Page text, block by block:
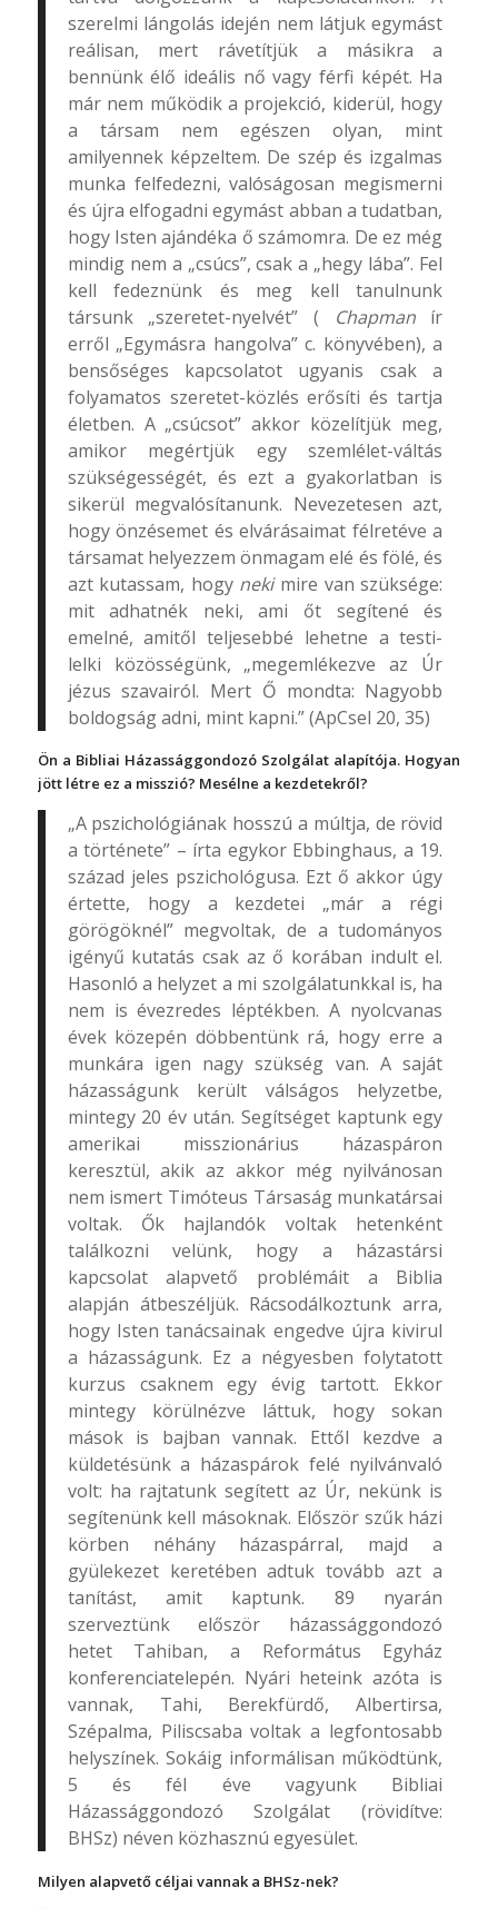
szerelmi lángolás idején nem látjuk egymást
reálisan, mert rávetítjük a másikra a
bennünk élő ideális nő vagy férfi képét. Ha
már nem működik a projekció, kiderül, hogy
a társam nem egészen olyan, mint
amilyennek képzeltem. De szép és izgalmas
munka felfedezni, valóságosan megismerni
és újra elfogadni egymást abban a tudatban,
hogy Isten ajándéka ő számomra. De ez még
mindig nem a „csúcs”, csak a „hegy lába”. Fel
kell fedeznünk és meg kell tanulnunk
társunk „szeretet-nyelvét” (
Chapman ír
erről „Egymásra hangolva” c. könyvében), a
bensőséges kapcsolatot ugyanis csak a
folyamatos szeretet-közlés erősíti és tartja
életben. A „csúcsot” akkor közelítjük meg,
amikor megértjük egy szemlélet-váltás
szükségességét, és ezt a gyakorlatban is
sikerül megvalósítanunk. Nevezetesen azt,
hogy önzésemet és elvárásaimat félretéve a
társamat helyezzem önmagam elé és fölé, és
azt kutassam, hogy neki mire van szüksége:
mit adhatnék neki, ami őt segítené és
emelné, amitől teljesebbé lehetne a testi-
lelki közösségünk, „megemlékezve az Úr
jézus szavairól. Mert Ő mondta: Nagyobb
boldogság adni, mint kapni.” (ApCsel 20, 35)
Ön a Bibliai Házassággondozó Szolgálat alapítója. Hogyan
jött létre ez a misszió? Mesélne a kezdetekről?
„A pszichológiának hosszú a múltja, de rövid
a története” – írta egykor Ebbinghaus, a 19.
század jeles pszichológusa. Ezt ő akkor úgy
értette, hogy a kezdetei „már a régi
görögöknél” megvoltak, de a tudományos
igényű kutatás csak az ő korában indult el.
Hasonló a helyzet a mi szolgálatunkkal is, ha
nem is évezredes léptékben. A nyolcvanas
évek közepén döbbentünk rá, hogy erre a
munkára igen nagy szükség van. A saját
házasságunk került válságos helyzetbe,
mintegy 20 év után. Segítséget kaptunk egy
amerikai misszionárius házaspáron
keresztül, akik az akkor még nyilvánosan
nem ismert Timóteus Társaság munkatársai
voltak. Ők hajlandók voltak hetenként
találkozni velünk, hogy a házastársi
kapcsolat alapvető problémáit a Biblia
alapján átbeszéljük. Rácsodálkoztunk arra,
hogy Isten tanácsainak engedve újra kivirul
a házasságunk. Ez a négyesben folytatott
kurzus csaknem egy évig tartott. Ekkor
mintegy körülnézve láttuk, hogy sokan
mások is bajban vannak. Ettől kezdve a
küldetésünk a házaspárok felé nyilvánvaló
volt: ha rajtatunk segített az Úr, nekünk is
segítenünk kell másoknak. Először szűk házi
körben néhány házaspárral, majd a
gyülekezet keretében adtuk tovább azt a
tanítást, amit kaptunk. 89 nyarán
szerveztünk először házassággondozó
hetet Tahiban, a Református Egyház
konferenciatelepén. Nyári heteink azóta is
vannak, Tahi, Berekfürdő, Albertirsa,
Szépalma, Piliscsaba voltak a legfontosabb
helyszínek. Sokáig informálisan működtünk,
5 és fél éve vagyunk Bibliai
Házassággondozó Szolgálat (rövidítve:
BHSz) néven közhasznú egyesület.
Milyen alapvető céljai vannak a BHSz-nek?